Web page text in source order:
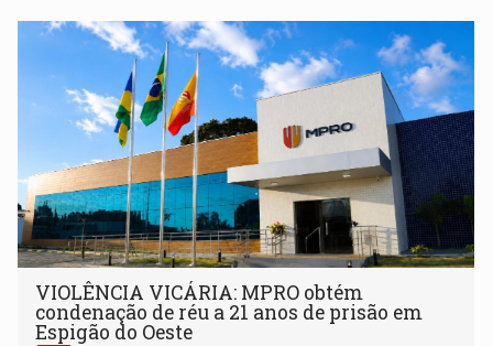
comunidade
VIOLÊNCIA VICÁRIA: MPRO obtém
condenação de réu a 21 anos de prisão em
Espigão do Oeste